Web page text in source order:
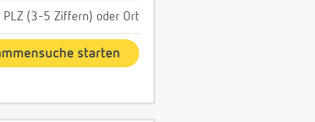
PLZ (3-5 Ziffern) oder Ort